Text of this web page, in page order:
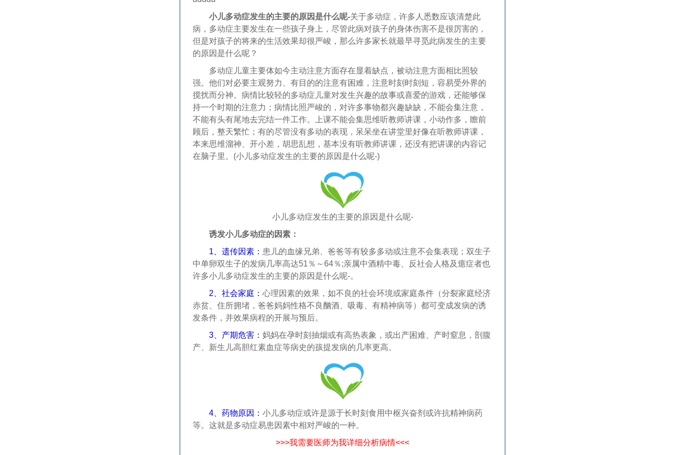
小儿多动症发生的主要的原因是什么呢-关于多动症，许多人悉数应该清楚此
病，多动症主要发生在一些孩子身上，尽管此病对孩子的身体伤害不是很厉害的，
但是对孩子的将来的生活效果却很严峻，那么许多家长就最早寻觅此病发生的主要
的原因是什么呢？
多动症儿童主要体如今主动注意方面存在显着缺点，被动注意方面相比照较
强。他们对必要主观努力、有目的的注意有困难，注意时刻时刻短，容易受外界的
搅扰而分神。病情比较轻的多动症儿童对发生兴趣的故事或喜爱的游戏，还能够保
持一个时期的注意力；病情比照严峻的，对许多事物都兴趣缺缺，不能会集注意，
不能有头有尾地去完结一件工作。上课不能会集思维听教师讲课，小动作多，瞻前
顾后，整天繁忙；有的尽管没有多动的表现，呆呆坐在讲堂里好像在听教师讲课，
本来思维溜神、开小差，胡思乱想，基本没有听教师讲课，还没有把讲课的内容记
在脑子里。(小儿多动症发生的主要的原因是什么呢-)
小儿多动症发生的主要的原因是什么呢-
诱发小儿多动症的因素：
1、遗传因素： 患儿的血缘兄弟、爸爸等有较多多动或注意不会集表现；双生子
中单卵双生子的发病几率高达51％～64％;亲属中酒精中毒、反社会人格及癔症者也
许多小儿多动症发生的主要的原因是什么呢-。
2、社会家庭： 心理因素的效果，如不良的社会环境或家庭条件（分裂家庭经济
赤贫、住所拥堵，爸爸妈妈性格不良酗酒、吸毒、有精神病等）都可变成发病的诱
发条件，并效果病程的开展与预后。
3、产期危害： 妈妈在孕时刻抽烟或有高热表象，或出产困难、产时窒息，剖腹
产、新生儿高胆红素血症等病史的孩提发病的几率更高。
4、药物原因： 小儿多动症或许是源于长时刻食用中枢兴奋剂或许抗精神病药
等。这就是多动症易患因素中相对严峻的一种。
>>>我需要医师为我详细分析病情<<<